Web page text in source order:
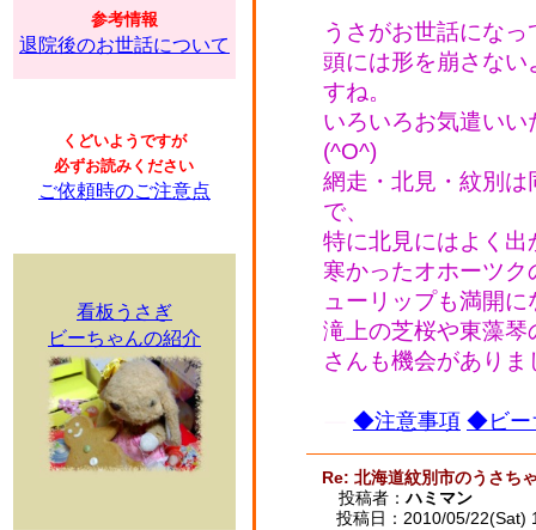
参考情報
退院後のお世話について
くどいようですが
必ずお読みください
ご依頼時のご注意点
看板うさぎ
ビーちゃんの紹介
うさがお世話になっ
頭には形を崩さな
すね。
いろいろお気遣い
(^O^)
網走・北見・紋別
で、
特に北見にはよく出
寒かったオホーツ
ューリップも満開
滝上の芝桜や東藻
さんも機会があり
◆注意事項 ◆ビー
Re: 北海道紋別市のうさち
投稿者：ハミマン
投稿日：2010/05/22(Sat)